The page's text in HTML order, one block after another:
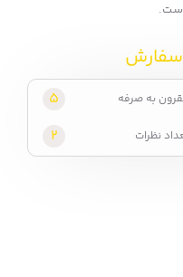
سفارش
به صرفه 5
نظرات 2